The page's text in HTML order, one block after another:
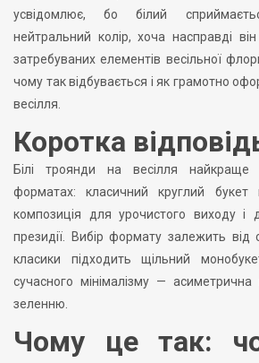
усвідомлює, бо білий
нейтральний колір, хоча насправді
затребуваних елементів весільної
чому так відбувається і як грамотно
весілля.
Коротка
Білі троянди на весілля
форматах: класичний круглий букет
композиція для урочистого виходу і
президії. Вибір формату залежить
класики підходить щільний
сучасного мінімалізму —
зеленню.
Чому це так: